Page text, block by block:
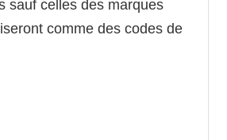
sauf celles des marques
comme des codes de